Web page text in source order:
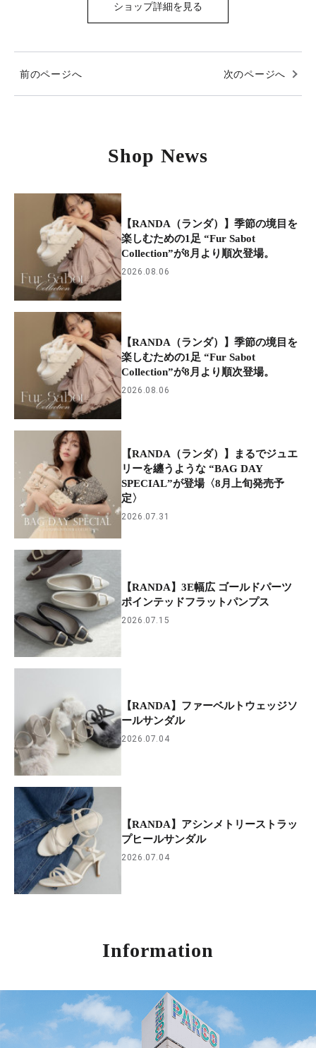
ショップ詳細を見る
前のページへ 次のページへ
Shop News
【RANDA（ランダ）】季節の境目を
楽しむための1足 “Fur Sabot
Collection”が8月より順次登場。
2026.08.06
【RANDA（ランダ）】季節の境目を
楽しむための1足 “Fur Sabot
Collection”が8月より順次登場。
2026.08.06
【RANDA（ランダ）】まるでジュエ
リーを纏うような “BAG DAY
SPECIAL”が登場〈8月上旬発売予
定〉
2026.07.31
【RANDA】3E幅広 ゴールドパーツ
ポインテッドフラットパンプス
2026.07.15
【RANDA】ファーベルトウェッジソ
ールサンダル
2026.07.04
【RANDA】アシンメトリーストラッ
プヒールサンダル
2026.07.04
Information